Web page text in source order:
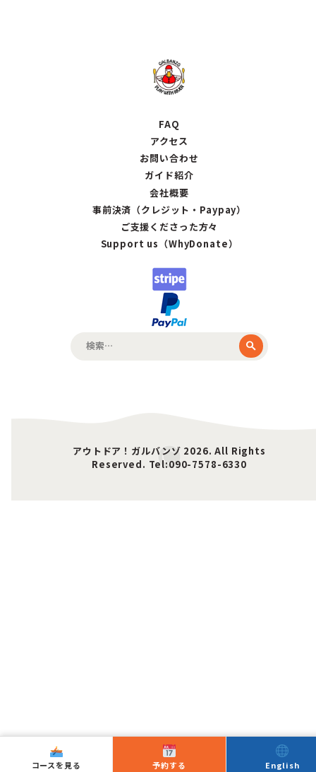
FAQ
アクセス
お問い合わせ
ガイド紹介
会社概要
事前決済（クレジット・Paypay）
ご支援くださった方々
Support us（WhyDonate）
アウトドア！ガルバンゾ 2026. All Rights
Reserved. Tel:090-7578-6330
コースを見る 予約する English